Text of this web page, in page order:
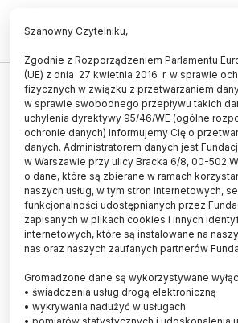
ZDROWIE
Eksperci: nawet u 30
50-tce może sie
półpasiec
12.10.2023
aktualizacja: 12.10.2023
5 minut czytania
Szanowny Czytelniku,
Zgodnie z Rozporządzeniem Parlamentu
(UE) z dnia 27 kwietnia 2016 r. w sprawie
fizycznych w związku z przetwarzaniem
w sprawie swobodnego przepływu takich
uchylenia dyrektywy 95/46/WE (ogólne
ochronie danych) informujemy Cię o
danych. Administratorem danych jest
w Warszawie przy ulicy Bracka 6/8, 00-502
o dane, które są zbierane w ramach
naszych usług, w tym stron internetowych,
funkcjonalności udostępnianych przez
zapisanych w plikach cookies i innych
internetowych, które są instalowane na
nas oraz naszych zaufanych partnerów
Gromadzone dane są wykorzystywane
• świadczenia usług drogą elektroniczną
• wykrywania nadużyć w usługach